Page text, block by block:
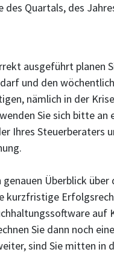
Quartals, des
ausgeführt planen
und den
nämlich in der
Sie sich bitte an
Ihres Steuerberaters
Überblick
kurzfristige
auf
Sie dann noch
sind Sie mitten